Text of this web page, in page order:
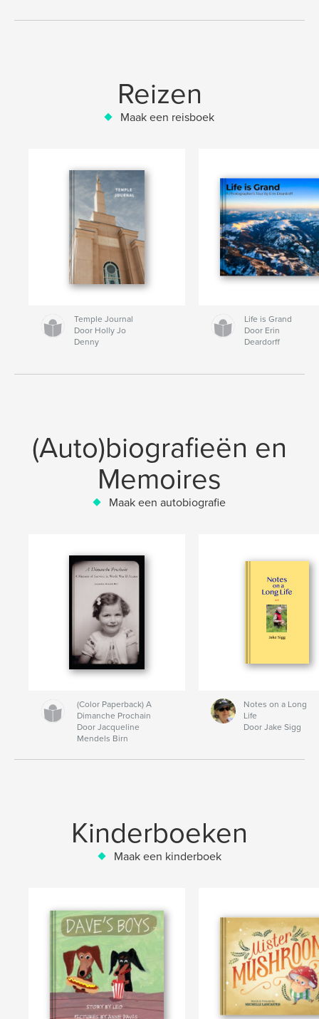
Reizen
Maak een reisboek
Temple Journal
Door Holly Jo
Denny
Life is Grand
Door Erin
Deardorff
(Auto)biografieën en
Memoires
Maak een autobiografie
(Color Paperback) A
Dimanche Prochain
Door Jacqueline
Mendels Birn
Notes on a Long
Life
Door Jake Sigg
Kinderboeken
Maak een kinderboek